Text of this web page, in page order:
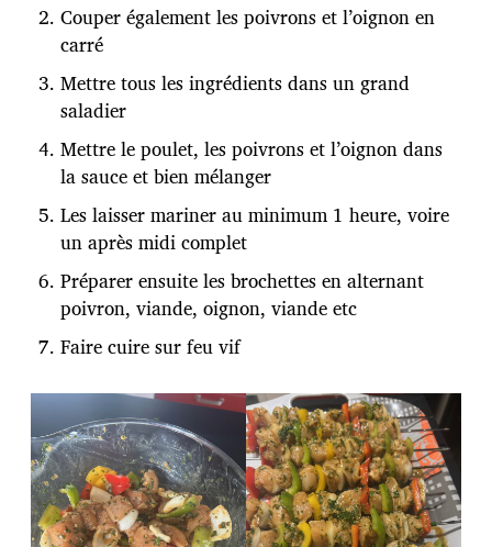
Couper également les poivrons et l’oignon en
carré
Mettre tous les ingrédients dans un grand
saladier
Mettre le poulet, les poivrons et l’oignon dans
la sauce et bien mélanger
Les laisser mariner au minimum 1 heure, voire
un après midi complet
Préparer ensuite les brochettes en alternant
poivron, viande, oignon, viande etc
Faire cuire sur feu vif